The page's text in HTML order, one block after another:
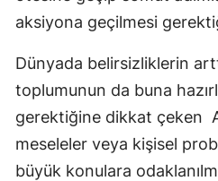
aksiyona geçilmesi
Dünyada belirsizliklerin
toplumunun da buna
gerektiğine dikkat çeken
meseleler veya kişisel
büyük konulara